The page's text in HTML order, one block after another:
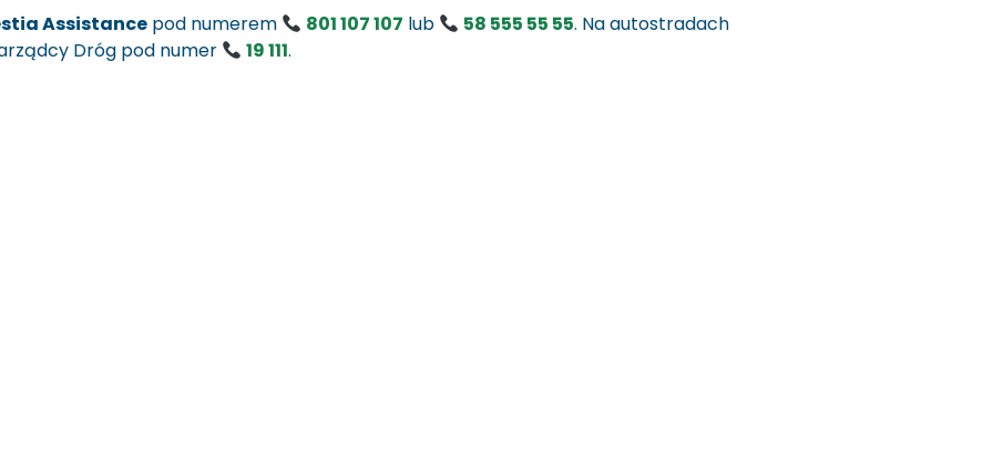
Assistance pod numerem 801 107 107 lub 58 555 55 55. Na autostradach
Dróg pod numer
19 111.